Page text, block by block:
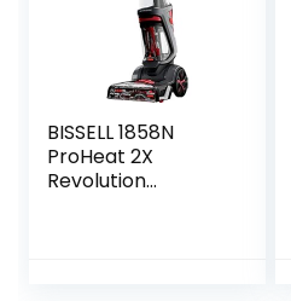
BISSELL 1858N
ProHeat 2X
Revolution